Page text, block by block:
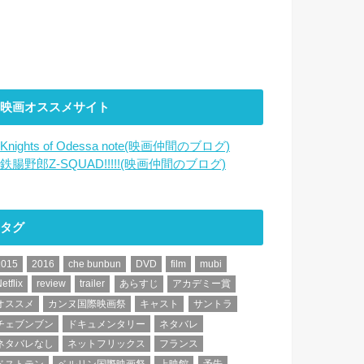
映画オススメサイト
Knights of Odessa note(映画仲間のブログ)
鉄腸野郎Z-SQUAD!!!!!(映画仲間のブログ)
タグ
2016 che bunbun DVD film
mubi
review trailer あらすじ
アカデミー賞
ススメ
カンヌ国際映画祭 キャスト
サントラ
ェブンブン
ドキュメンタリー
ネタバレ
タバレなし
ネットフリックス
フランス